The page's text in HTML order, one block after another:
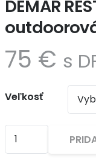
DEMAR
75 € s
Veľkosť
množstvo
DEMAR